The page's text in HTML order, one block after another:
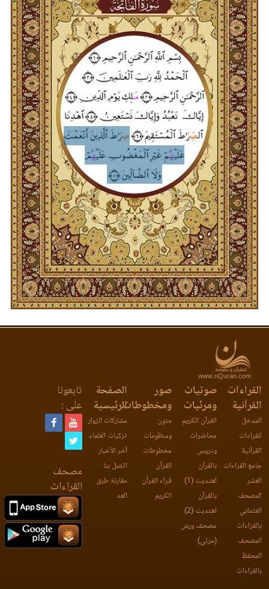
www.nQuran.com
القراءات
القرآنية
المدخل
للقراءات
القرآنية
جامع القراءات
العشر
المصحف
العثماني
بالقراءات
المصحف
المحفظ
بالقراءات
صوتيات
ومرئيات
القرآن الكريم
محاضرات
ودروس
بالقرآن
اهتديت (1)
بالقرآن
اهتديت (2)
مصحف ورش
(مرئي)
صور
ومخطوطات
متون
ومنظومات
مخطوطات
القرآن
قراء القرآن
الكريم
الصفحة
الرئيسية
مشاركات الزوار
تزكيات العلماء
آخر الأخبار
اتصل بنا
مقارنة طرق
العد
تابعونا
على :
مصحف
القراءات